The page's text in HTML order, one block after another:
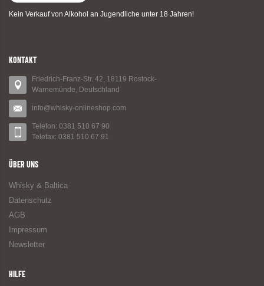
Kein Verkauf von Alkohol an Jugendliche unter 18 Jahren!
KONTAKT
Friedrich-Franz-Str. 42, 18119 Rostock-
Warnemünde, Deutschland
info@whisky-onlineshop.com
Telefon: 0381 510 67 90
Telefax: 0381 510 67 91
ÜBER UNS
Whisky & Baltica
Datenschutz
AGB
Impressum
Newsletter
HILFE